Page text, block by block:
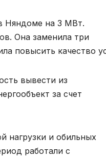
Няндоме на 3 МВт.
Она заменила три
повысить качество
вывести из
за счет
нагрузки и обильных
работали с